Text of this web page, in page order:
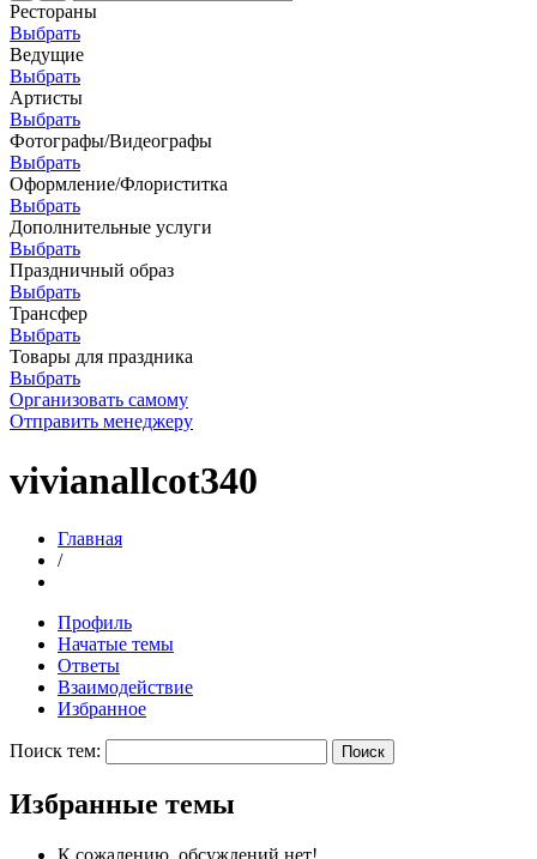
Рестораны
Выбрать
Ведущие
Выбрать
Артисты
Выбрать
Фотографы/Видеографы
Выбрать
Оформление/Флориститка
Выбрать
Дополнительные услуги
Выбрать
Праздничный образ
Выбрать
Трансфер
Выбрать
Товары для праздника
Выбрать
Организовать самому
Отправить менеджеру
vivianallcot340
Главная
/
Профиль
Начатые темы
Ответы
Взаимодействие
Избранное
Поиск тем:
Избранные темы